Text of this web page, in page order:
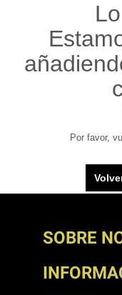
Por favor,
SOBRE